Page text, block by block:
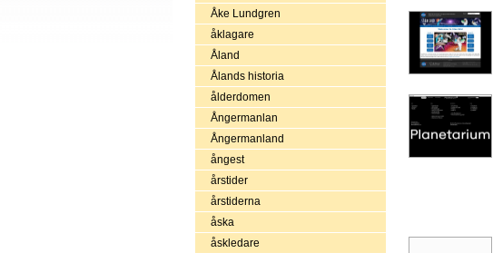
Åke Lundgren
åklagare
Åland
Ålands historia
ålderdomen
Ångermanlan
Ångermanland
ångest
årstider
årstiderna
åska
åskledare